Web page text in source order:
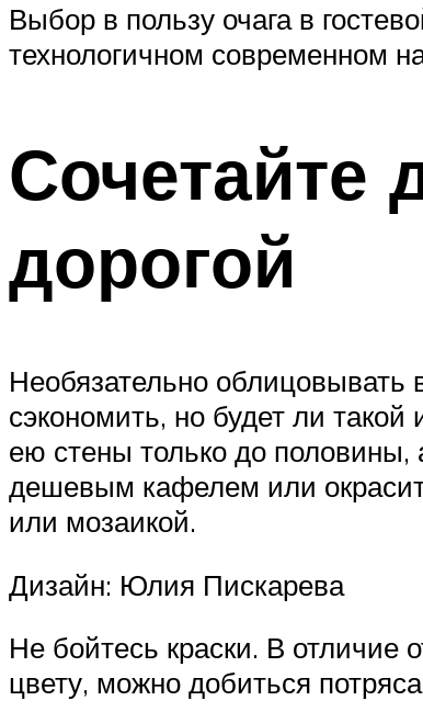
Выбор в пользу очага в
технологичном современном
Сочетайте
дорогой
Необязательно
сэкономить, но будет ли
ею стены только до половины,
дешевым кафелем или
или мозаикой.
Дизайн: Юлия Пискарева
Не бойтесь краски. В отличие
цвету, можно добиться